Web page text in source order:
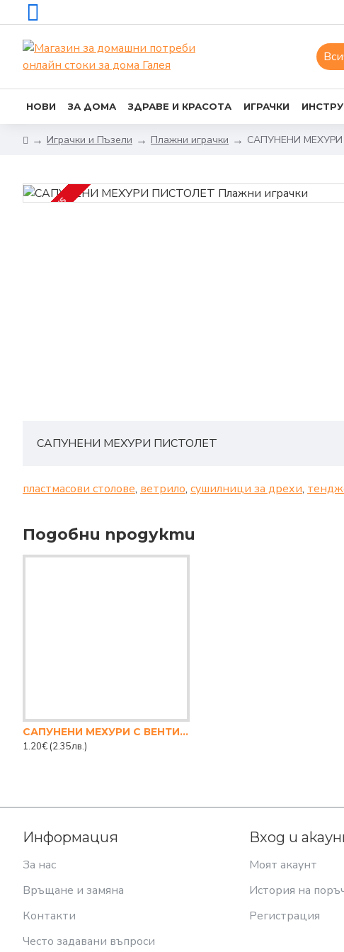
НОВИ ЗА ДОМА ЗДРАВЕ И КРАСОТА ИГРАЧКИ
Играчки и Пъзели Плажни играчки САПУНЕНИ
2-3 DAYS
САПУНЕНИ МЕХУРИ ПИСТОЛЕТ
пластмасови столове, ветрило, сушилници за дрехи,
Подобни продукти
САПУНЕНИ МЕХУРИ С ВЕНТИЛАТОР
1.20€ (2.35лв.)
Информация
За нас
Връщане и замяна
Контакти
Често задавани въпроси
Вход и
Моят акаунт
История на
Регистрация